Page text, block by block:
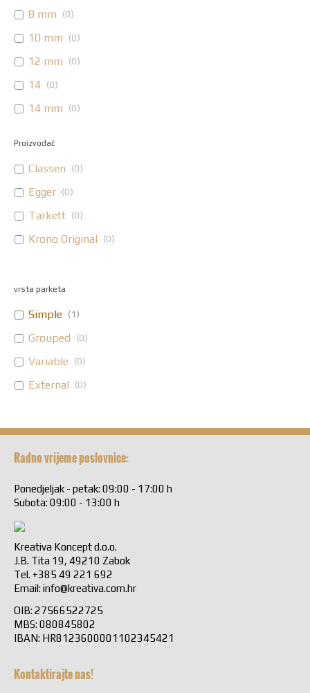
8 mm (0)
10 mm (0)
12 mm (0)
14 (0)
14 mm (0)
Proizvođač
Classen (0)
Egger (0)
Tarkett (0)
Krono Original (0)
vrsta parketa
Simple (1)
Grouped (0)
Variable (0)
External (0)
Radno vrijeme poslovnice:
Ponedjeljak - petak: 09:00 - 17:00 h
Subota: 09:00 - 13:00 h
Kreativa Koncept d.o.o.
J.B. Tita 19, 49210 Zabok
Tel. +385 49 221 692
Email: info@kreativa.com.hr
OIB: 27566522725
MBS: 080845802
IBAN: HR8123600001102345421
Kontaktirajte nas!